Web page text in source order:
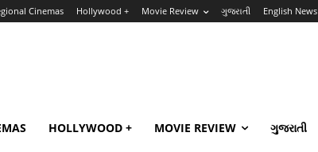
Cinemas Hollywood + Movie Review ગુજરાતી English News
HOLLYWOOD + MOVIE REVIEW ગુજરાતી